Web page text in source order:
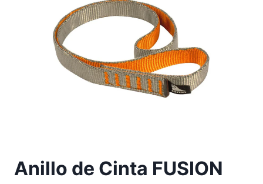
Anillo de Cinta FUSION